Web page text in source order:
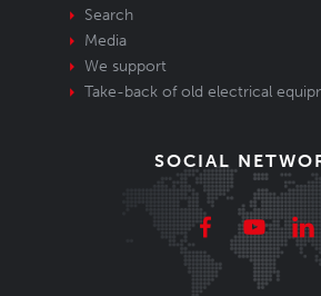
Search
Media
We support
Take-back of old electrical
SOCIAL